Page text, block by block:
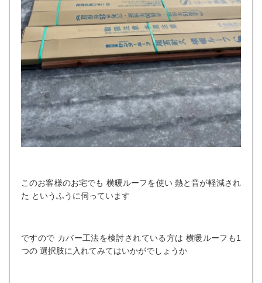
このお客様のお宅でも 横暖ルーフを使い 熱と音が軽減され
た というふうに伺っています
ですので カバー工法を検討されている方は 横暖ルーフも1
つの 選択肢に入れてみてはいかがでしょうか